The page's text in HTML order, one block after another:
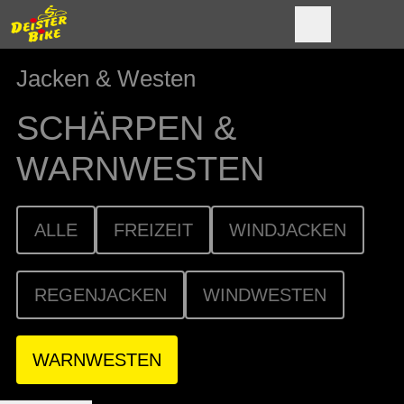
Jacken & Westen
SCHÄRPEN &
WARNWESTEN
ALLE FREIZEIT WINDJACKEN
REGENJACKEN WINDWESTEN
WARNWESTEN